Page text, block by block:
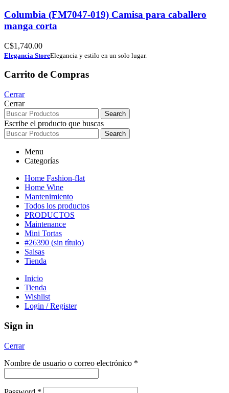
Columbia (FM7047-019) Camisa para caballero
manga corta
C$1,740.00
Elegancia StoreElegancia y estilo en un solo lugar.
Carrito de Compras
Cerrar
Cerrar
Search
Escribe el producto que buscas
Search
Menu
Categorías
Home Fashion-flat
Home Wine
Mantenimiento
Todos los productos
PRODUCTOS
Maintenance
Mini Tortas
#26390 (sin título)
Salsas
Tienda
Inicio
Tienda
Wishlist
Login / Register
Sign in
Cerrar
Nombre de usuario o correo electrónico *